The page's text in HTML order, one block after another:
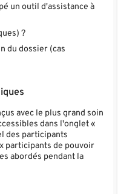
un outil d'assistance à
?
du dossier (cas
avec le plus grand soin
dans l'onglet «
des participants
participants de pouvoir
abordés pendant la